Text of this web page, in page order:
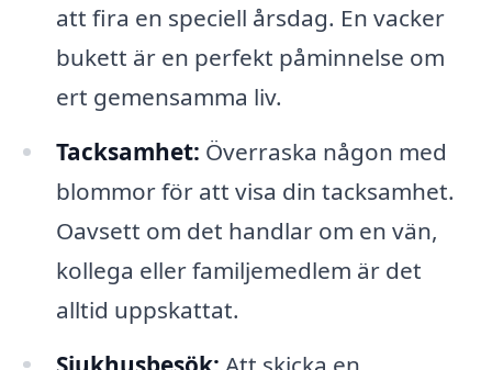
att fira en speciell årsdag. En vacker
bukett är en perfekt påminnelse om
ert gemensamma liv.
Tacksamhet: Överraska någon med
blommor för att visa din tacksamhet.
Oavsett om det handlar om en vän,
kollega eller familjemedlem är det
alltid uppskattat.